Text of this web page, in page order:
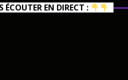
ÉCOUTER EN DIRECT :